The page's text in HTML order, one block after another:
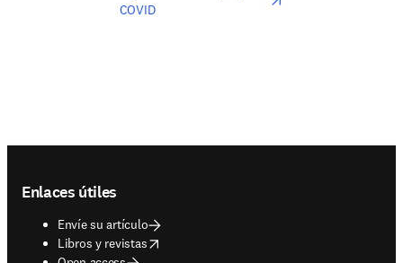
COVID
Enlaces útiles
Envíe su artículo
Libros y revistas
opens in new tab/window